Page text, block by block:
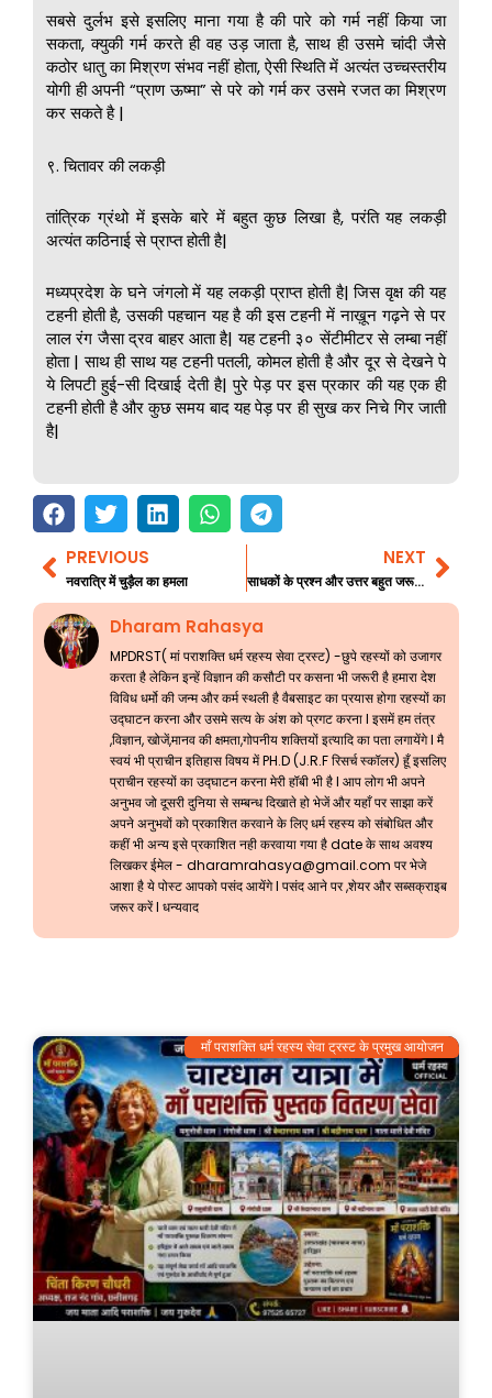
सबसे दुर्लभ इसे इसलिए माना गया है की पारे को गर्म नहीं किया जा
सकता, क्युकी गर्म करते ही वह उड़ जाता है, साथ ही उसमे चांदी जैसे
कठोर धातु का मिश्रण संभव नहीं होता, ऐसी स्थिति में अत्यंत उच्चस्तरीय
योगी ही अपनी “प्राण ऊष्मा” से परे को गर्म कर उसमे रजत का मिश्रण
कर सकते है |
९. चितावर की लकड़ी
तांत्रिक ग्रंथो में इसके बारे में बहुत कुछ लिखा है, परंति यह लकड़ी
अत्यंत कठिनाई से प्राप्त होती है|
मध्यप्रदेश के घने जंगलो में यह लकड़ी प्राप्त होती है| जिस वृक्ष की यह
टहनी होती है, उसकी पहचान यह है की इस टहनी में नाख़ून गढ़ने से पर
लाल रंग जैसा द्रव बाहर आता है| यह टहनी ३० सेंटीमीटर से लम्बा नहीं
होता | साथ ही साथ यह टहनी पतली, कोमल होती है और दूर से देखने पे
ये लिपटी हुई-सी दिखाई देती है| पुरे पेड़ पर इस प्रकार की यह एक ही
टहनी होती है और कुछ समय बाद यह पेड़ पर ही सुख कर निचे गिर जाती
है|
Prev
PREVIOUS
नवरात्रि में चुड़ैल का हमला
NEXT
साधकों के प्रश्न और उत्तर बहुत जरूरी जानकारी 51
Dharam Rahasya
MPDRST( मां पराशक्ति धर्म रहस्य सेवा ट्रस्ट) -छुपे रहस्यों को उजागर
करता है लेकिन इन्हें विज्ञान की कसौटी पर कसना भी जरूरी है हमारा देश
विविध धर्मो की जन्म और कर्म स्थली है वैबसाइट का प्रयास होगा रहस्यों का
उद्घाटन करना और उसमे सत्य के अंश को प्रगट करना l इसमें हम तंत्र
,विज्ञान, खोजें,मानव की क्षमता,गोपनीय शक्तियों इत्यादि का पता लगायेंगे l मै
स्वयं भी प्राचीन इतिहास विषय में PH.D (J.R.F रिसर्च स्कॉलर) हूँ इसलिए
प्राचीन रहस्यों का उद्घाटन करना मेरी हॉबी भी है l आप लोग भी अपने
अनुभव जो दूसरी दुनिया से सम्बन्ध दिखाते हो भेजें और यहाँ पर साझा करें
अपने अनुभवों को प्रकाशित करवाने के लिए धर्म रहस्य को संबोधित और
कहीं भी अन्य इसे प्रकाशित नही करवाया गया है date के साथ अवश्य
लिखकर ईमेल - dharamrahasya@gmail.com पर भेजे
आशा है ये पोस्ट आपको पसंद आयेंगे l पसंद आने पर ,शेयर और सब्सक्राइब
जरूर करें l धन्यवाद
माँ पराशक्ति धर्म रहस्य सेवा ट्रस्ट के प्रमुख आयोजन